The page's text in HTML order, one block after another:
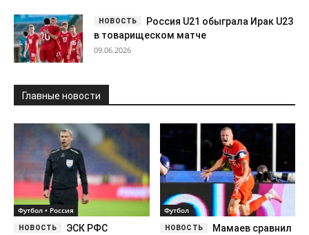
Россия U21 обыграла Ирак U23
в товарищеском матче
09.06.2026
Главные новости
Футбол • Россия
ЭСК РФС
Футбол
Мамаев сравнил